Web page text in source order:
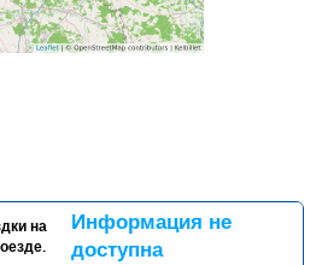
на
Информация не
доступна